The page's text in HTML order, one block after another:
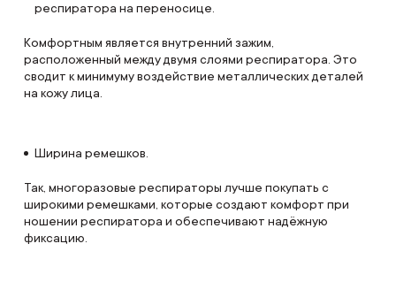
респиратора на переносице.
Комфортным является внутренний зажим,
расположенный между двумя слоями респиратора. Это
сводит к минимуму воздействие металлических деталей
на кожу лица.
Ширина ремешков.
Так, многоразовые респираторы лучше покупать с
широкими ремешками, которые создают комфорт при
ношении респиратора и обеспечивают надёжную
фиксацию.